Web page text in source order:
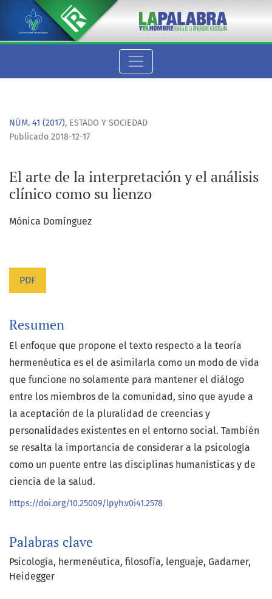
El arte de la interpretación y el análisis clínico como su
NÚM. 41 (2017), ESTADO Y SOCIEDAD
El arte de la interpretación y el análisis
clínico como su lienzo
Publicado 2018-12-17
Mónica Domínguez
PDF
Palabras clave
Psicología hermenéutica filosofía lenguaje Gadamer
Heidegger
Resumen
El enfoque que propone el texto respecto a la teoría
hermenéutica es el de asimilarla como un modo de vida
que funcione no solamente para mantener el diálogo
entre los miembros de la comunidad, sino que ayude a
la aceptación de la pluralidad de creencias y
personalidades existentes en el entorno social. También
se resalta la importancia de considerar a la psicología
como un puente entre las disciplinas humanísticas y de
ciencia de la salud.
https://doi.org/10.25009/lpyh.v0i41.2578